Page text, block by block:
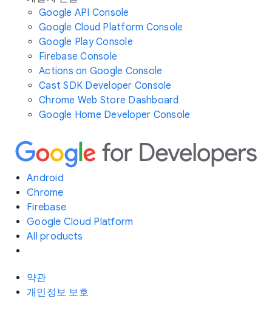
Google API Console
Google Cloud Platform Console
Google Play Console
Firebase Console
Actions on Google Console
Cast SDK Developer Console
Chrome Web Store Dashboard
Google Home Developer Console
Android
Chrome
Firebase
Google Cloud Platform
All products
약관
개인정보 보호